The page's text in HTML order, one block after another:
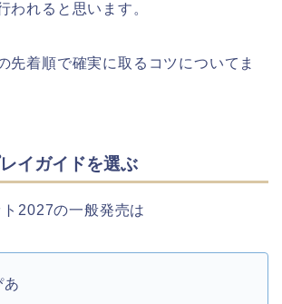
われると思います。
先着順で確実に取るコツについてま
イガイドを選ぶ
2027の一般発売は
あ